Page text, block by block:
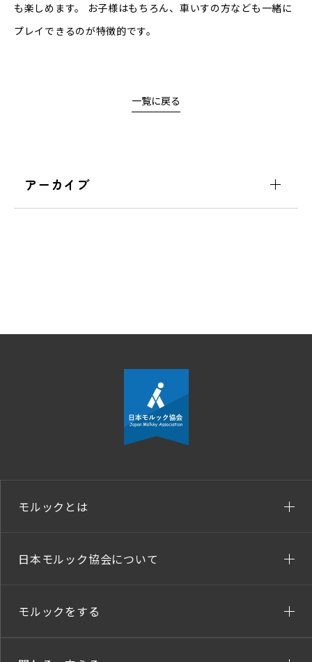
も楽しめます。 お子様はもちろん、車いすの方なども一緒に
プレイできるのが特徴的です。
一覧に戻る
アーカイブ
モルックとは
日本モルック協会について
モルックをする